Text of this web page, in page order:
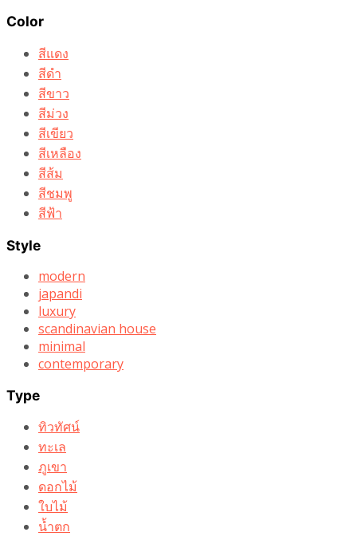
Color
สีแดง
สีดำ
สีขาว
สีม่วง
สีเขียว
สีเหลือง
สีส้ม
สีชมพู
สีฟ้า
Style
modern
japandi
luxury
scandinavian house
minimal
contemporary
Type
ทิวทัศน์
ทะเล
ภูเขา
ดอกไม้
ใบไม้
น้ำตก